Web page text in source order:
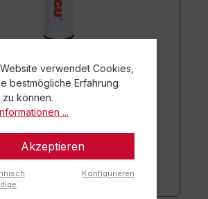
Kunststoffnippel ca. 15 cm /
verwendet Cookies,
bestmögliche Erfahrung
können.
...
Akzeptieren
Konfigurieren